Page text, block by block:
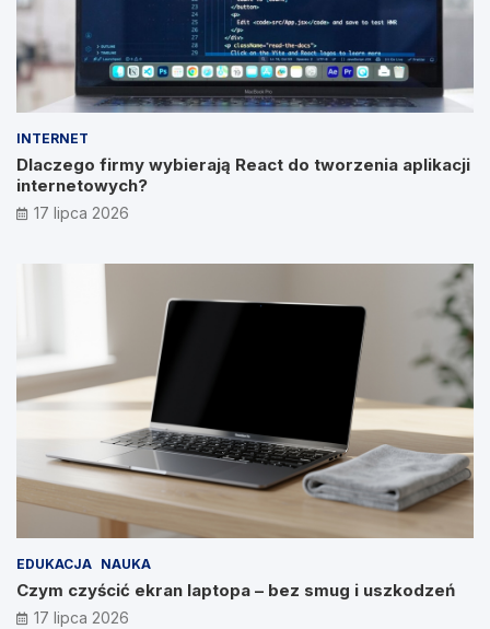
INTERNET
Dlaczego firmy wybierają React do tworzenia aplikacji
internetowych?
17 lipca 2026
EDUKACJA NAUKA
Czym czyścić ekran laptopa – bez smug i uszkodzeń
17 lipca 2026